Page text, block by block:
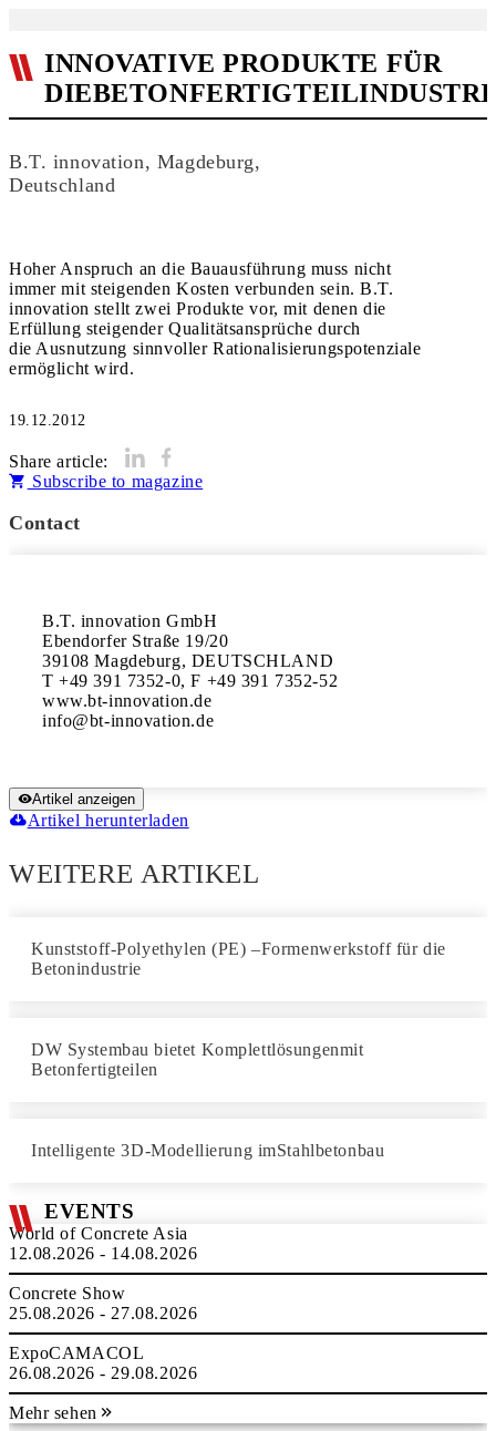
INNOVATIVE PRODUKTE FÜR
B.T. innovation, Magdeburg,
Deutschland
Hoher Anspruch an die Bauausführung muss nicht
immer mit steigenden Kosten verbunden sein. B.T.
innovation stellt zwei Produkte vor, mit denen die
Erfüllung steigender Qualitätsansprüche durch
die Ausnutzung sinnvoller Rationalisierungspotenziale
ermöglicht wird.
19.12.2012
Share article:
Subscribe to magazine
Contact
B.T. innovation GmbH
Ebendorfer Straße 19/20
39108 Magdeburg, DEUTSCHLAND
T +49 391 7352-0, F +49 391 7352-52
www.bt-innovation.de
Artikel anzeigen
Artikel herunterladen
WEITERE ARTIKEL
Kunststoff-Polyethylen (PE) –Formenwerkstoff für die
Betonindustrie
DW Systembau bietet Komplettlösungenmit
Betonfertigteilen
Intelligente 3D-Modellierung imStahlbetonbau
EVENTS
World of Concrete Asia
12.08.2026 - 14.08.2026
Concrete Show
25.08.2026 - 27.08.2026
ExpoCAMACOL
26.08.2026 - 29.08.2026
Mehr sehen